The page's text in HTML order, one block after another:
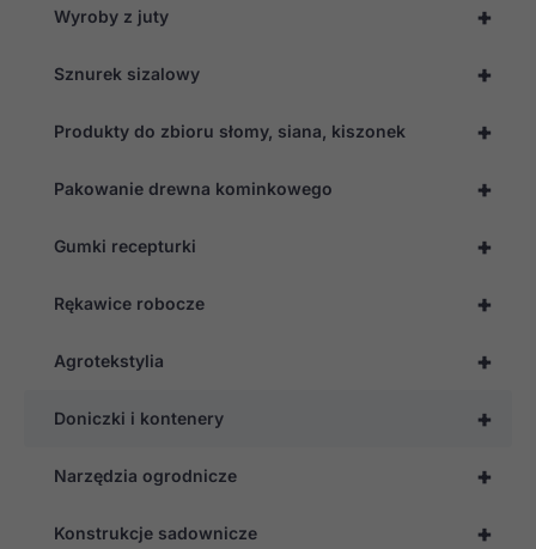
+
Wyroby z juty
+
Sznurek sizalowy
+
Produkty do zbioru słomy, siana, kiszonek
+
Pakowanie drewna kominkowego
+
Gumki recepturki
+
Rękawice robocze
+
Agrotekstylia
+
Doniczki i kontenery
+
Narzędzia ogrodnicze
+
Konstrukcje sadownicze